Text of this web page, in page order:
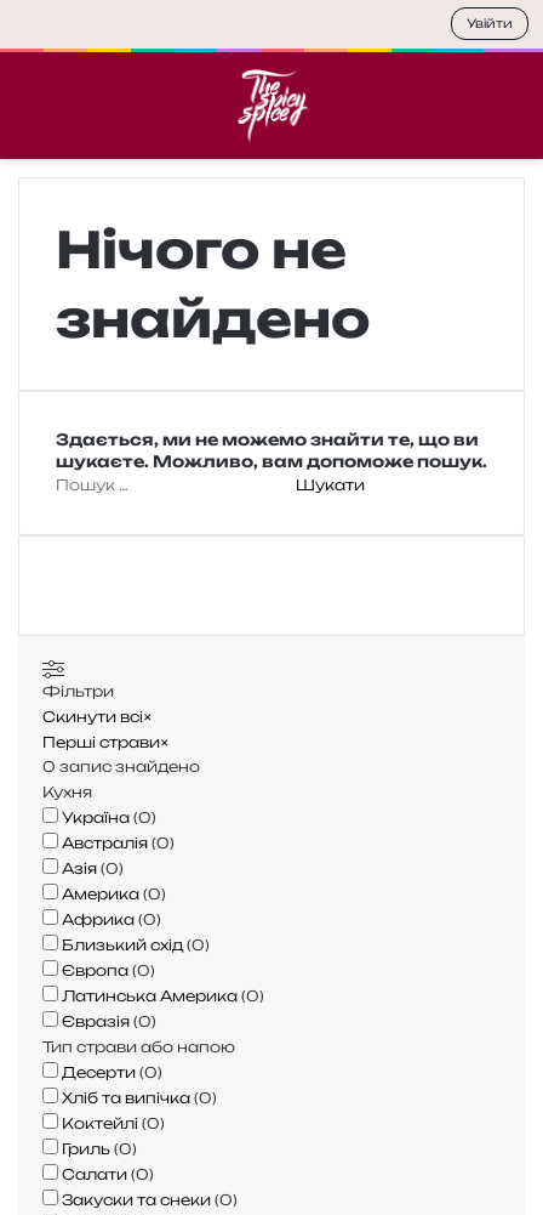
Нічого не
знайдено
Здається, ми не можемо знайти те, що ви
шукаєте. Можливо, вам допоможе пошук.
П
ш
Фільтри
Скинути всі×
Перші страви×
0 запис знайдено
Кухня
Україна (0)
Австралія (0)
Азія (0)
Америка (0)
Африка (0)
Близький схід (0)
Європа (0)
Латинська Америка (0)
Євразія (0)
Тип страви або напою
Десерти (0)
Хліб та випічка (0)
Коктейлі (0)
Гриль (0)
Салати (0)
Закуски та снеки (0)
Увійти